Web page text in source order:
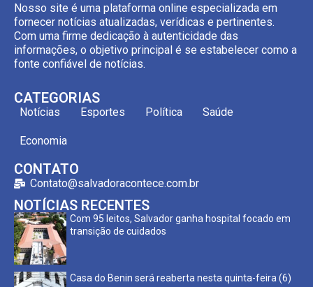
Nosso site é uma plataforma online especializada em
fornecer notícias atualizadas, verídicas e pertinentes.
Com uma firme dedicação à autenticidade das
informações, o objetivo principal é se estabelecer como a
fonte confiável de notícias.
CATEGORIAS
Notícias Esportes Política Saúde
Economia
CONTATO
Contato@salvadoracontece.com.br
NOTÍCIAS RECENTES
Com 95 leitos, Salvador ganha hospital focado em
transição de cuidados
Casa do Benin será reaberta nesta quinta-feira (6)